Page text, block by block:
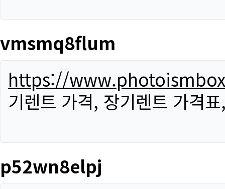
vmsmq8flum
https://
기렌트 가격, 장기렌트 가격
p52wn8elpj